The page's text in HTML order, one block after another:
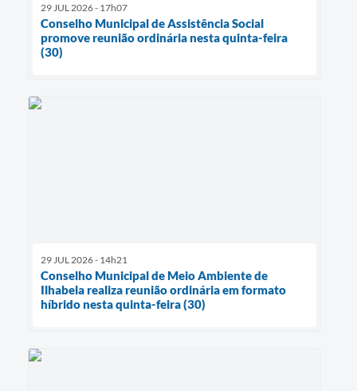
29 JUL 2026 - 17h07
Conselho Municipal de Assistência Social
promove reunião ordinária nesta quinta-feira
(30)
29 JUL 2026 - 14h21
Conselho Municipal de Meio Ambiente de
Ilhabela realiza reunião ordinária em formato
híbrido nesta quinta-feira (30)